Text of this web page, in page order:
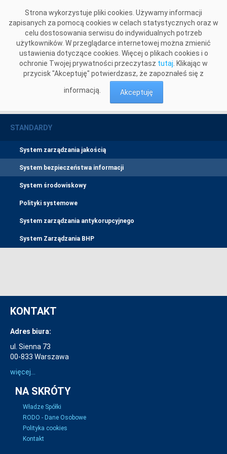
Strona wykorzystuje pliki cookies. Używamy informacji
zapisanych za pomocą cookies w celach statystycznych oraz w
celu dostosowania serwisu do indywidualnych potrzeb
użytkowników. W przeglądarce internetowej można zmienić
ustawienia dotyczące cookies. Więcej o plikach cookies i o
ochronie Twojej prywatności przeczytasz tutaj . Klikając w
przycisk "Akceptuję" potwierdzasz, że zapoznałeś się z
informacją. Akceptuję
System bezpieczeństwa informacji
STANDARDY
System zarządzania jakością
System bezpieczeństwa informacji
System środowiskowy
Polityki systemowe
System zarządzania antykorupcyjnego
System Zarządzania BHP
KONTAKT
Adres biura:
ul. Sienna 73
00-833 Warszawa
więcej...
NA SKRÓTY
Władze Spółki
RODO - Dane Osobowe
Polityka cookies
Kontakt